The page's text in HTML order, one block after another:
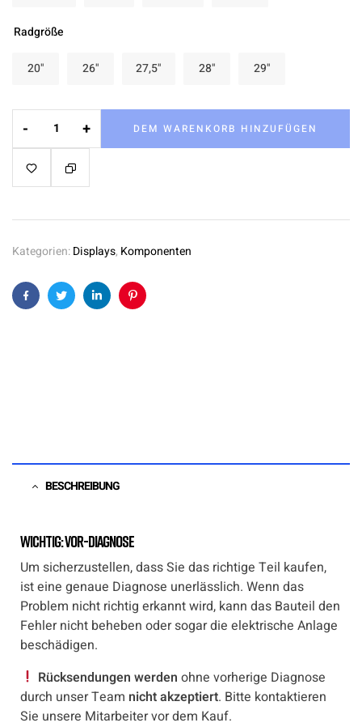
Radgröße
20" 26" 27,5" 28" 29"
- + DEM WARENKORB HINZUFÜGEN
Kategorien:Displays, Komponenten
FacebookTwitterLinkedinPinterest
BESCHREIBUNG
Wichtig: Vor-Diagnose
Um sicherzustellen, dass Sie das richtige Teil kaufen,
ist eine genaue Diagnose unerlässlich. Wenn das
Problem nicht richtig erkannt wird, kann das Bauteil den
Fehler nicht beheben oder sogar die elektrische Anlage
beschädigen.
Rücksendungen werden ohne vorherige Diagnose
durch unser Team nicht akzeptiert. Bitte kontaktieren
Sie unsere Mitarbeiter vor dem Kauf.